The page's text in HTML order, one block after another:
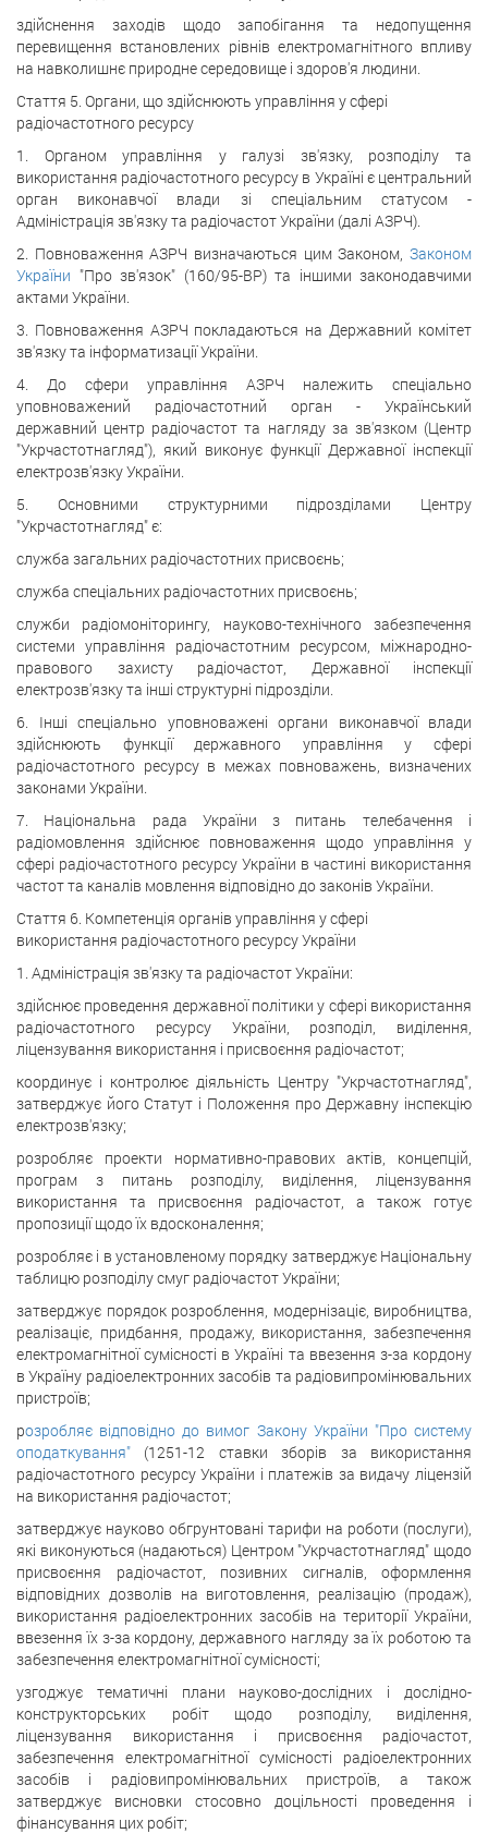
здійснення заходів щодо запобігання та недопущення
перевищення встановлених рівнів електромагнітного впливу
на навколишнє природне середовище і здоров'я людини.
Стаття 5. Органи, що здійснюють управління у сфері
радіочастотного ресурсу
1. Органом управління у галузі зв'язку, розподілу та
використання радіочастотного ресурсу в Україні є центральний
орган виконавчої влади зі спеціальним статусом -
Адміністрація зв'язку та радіочастот України (далі АЗРЧ).
2. Повноваження АЗРЧ визначаються цим Законом, Законом
України "Про зв'язок" (160/95-ВР) та іншими законодавчими
актами України.
3. Повноваження АЗРЧ покладаються на Державний комітет
зв'язку та інформатизації України.
4. До сфери управління АЗРЧ належить спеціально
уповноважений радіочастотний орган - Український
державний центр радіочастот та нагляду за зв'язком (Центр
"Укрчастотнагляд"), який виконує функції Державної інспекції
електрозв'язку України.
5. Основними структурними підрозділами Центру
"Укрчастотнагляд" є:
служба загальних радіочастотних присвоєнь;
служба спеціальних радіочастотних присвоєнь;
служби радіомоніторингу, науково-технічного забезпечення
системи управління радіочастотним ресурсом, міжнародно-
правового захисту радіочастот, Державної інспекції
електрозв'язку та інші структурні підрозділи.
6. Інші спеціально уповноважені органи виконавчої влади
здійснюють функції державного управління у сфері
радіочастотного ресурсу в межах повноважень, визначених
законами України.
7. Національна рада України з питань телебачення і
радіомовлення здійснює повноваження щодо управління у
сфері радіочастотного ресурсу України в частині використання
частот та каналів мовлення відповідно до законів України.
Стаття 6. Компетенція органів управління у сфері
використання радіочастотного ресурсу України
1. Адміністрація зв'язку та радіочастот України:
здійснює проведення державної політики у сфері використання
радіочастотного ресурсу України, розподіл, виділення,
ліцензування використання і присвоєння радіочастот;
координує і контролює діяльність Центру "Укрчастотнагляд",
затверджує його Статут і Положення про Державну інспекцію
електрозв'язку;
розробляє проекти нормативно-правових актів, концепцій,
програм з питань розподілу, виділення, ліцензування
використання та присвоєння радіочастот, а також готує
пропозиції щодо їх вдосконалення;
розробляє і в установленому порядку затверджує Національну
таблицю розподілу смуг радіочастот України;
затверджує порядок розроблення, модернізаціє, виробництва,
реалізаціє, придбання, продажу, використання, забезпечення
електромагнітної сумісності в Україні та ввезення з-за кордону
в Україну радіоелектронних засобів та радіовипромінювальних
пристроїв;
розробляє відповідно до вимог Закону України "Про систему
оподаткування" (1251-12 ставки зборів за використання
радіочастотного ресурсу України і платежів за видачу ліцензій
на використання радіочастот;
затверджує науково обгрунтовані тарифи на роботи (послуги),
які виконуються (надаються) Центром "Укрчастотнагляд" щодо
присвоєння радіочастот, позивних сигналів, оформлення
відповідних дозволів на виготовлення, реалізацію (продаж),
використання радіоелектронних засобів на території України,
ввезення їх з-за кордону, державного нагляду за їх роботою та
забезпечення електромагнітної сумісності;
узгоджує тематичні плани науково-дослідних і дослідно-
конструкторських робіт щодо розподілу, виділення,
ліцензування використання і присвоєння радіочастот,
забезпечення електромагнітної сумісності радіоелектронних
засобів і радіовипромінювальних пристроїв, а також
затверджує висновки стосовно доцільності проведення і
фінансування цих робіт;